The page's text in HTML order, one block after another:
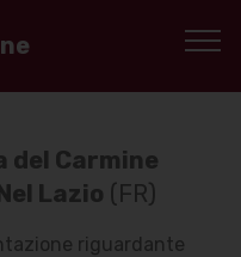
del Carmine
Lazio (FR)
riguardante